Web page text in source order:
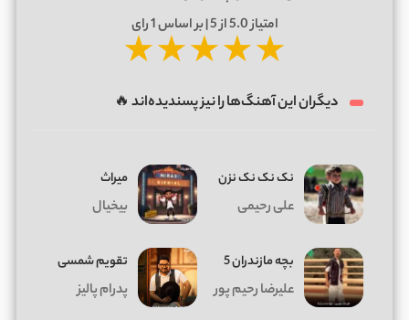
امتیاز5.0از 5 | بر اساس 1رای
★★★★★
دیگران این آهنگ‌ها را نیز پسندیده‌اند 🔥
نک نک نک نزن
علی رحیمی
میراث
بیخیال
بچه مازندران 5
علیرضا رحیم پور
تقویم شمسی
پدرام پالیز